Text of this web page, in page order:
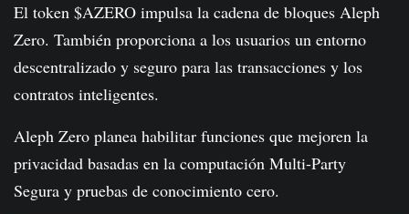
El token $AZERO impulsa la cadena de bloques Aleph
Zero. También proporciona a los usuarios un entorno
descentralizado y seguro para las transacciones y los
contratos inteligentes.
Aleph Zero planea habilitar funciones que mejoren la
privacidad basadas en la computación Multi-Party
Segura y pruebas de conocimiento cero.